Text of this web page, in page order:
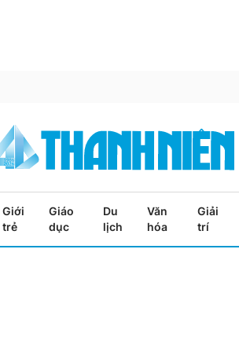
Giới
trẻ
Giáo
dục
Du
lịch
Văn
hóa
Giải
trí